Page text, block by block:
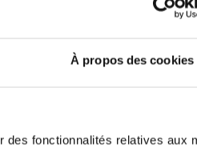
À propos des cookies
des fonctionnalités relatives aux
part, informations et offres
Je pourrai à tout moment, d'un
la rectification ou la